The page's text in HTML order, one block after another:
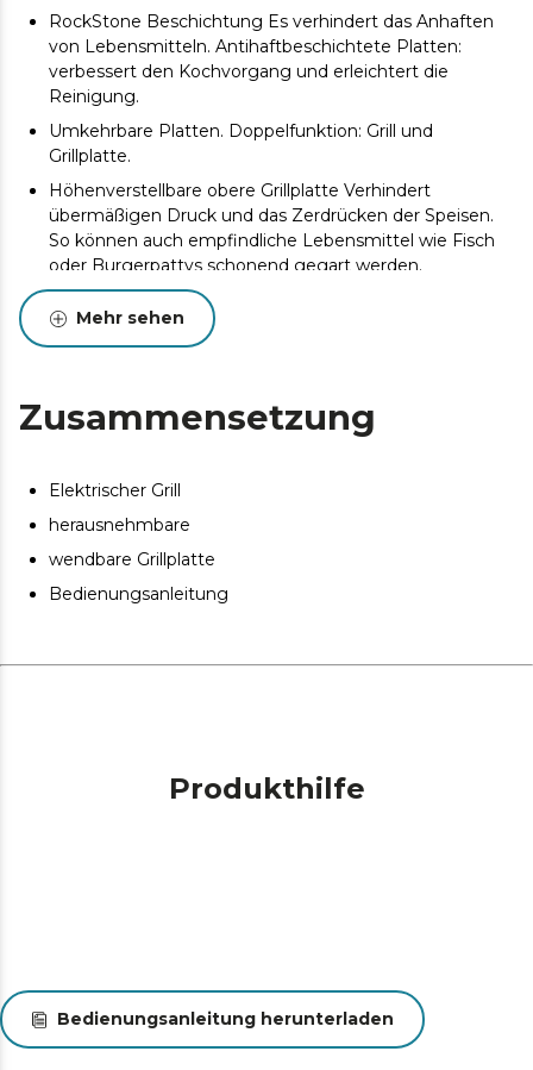
RockStone Beschichtung Es verhindert das Anhaften
von Lebensmitteln. Antihaftbeschichtete Platten:
verbessert den Kochvorgang und erleichtert die
Reinigung.
Umkehrbare Platten. Doppelfunktion: Grill und
Grillplatte.
Höhenverstellbare obere Grillplatte Verhindert
übermäßigen Druck und das Zerdrücken der Speisen.
So können auch empfindliche Lebensmittel wie Fisch
oder Burgerpattys schonend gegart werden.
Einfach zu reinigen. Herausnehmbare und
spülmaschinenfeste Platten.
die Überwachung des Einschalt- und Betriebszustands
Rezepte nach Ihrem Geschmack. Einstellbare
Temperatur von 165 bis 240 ºC, um bei jedem Rezept
den perfekten Garpunkt zu erreichen.
Mehr sehen
Zusammensetzung
Elektrischer Grill
herausnehmbare
wendbare Grillplatte
Bedienungsanleitung
Produkthilfe
Bedienungsanleitung herunterladen